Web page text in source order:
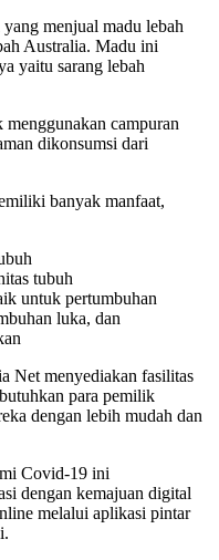
menjual madu lebah
Australia. Madu ini
yaitu sarang lebah
menggunakan campuran
dikonsumsi dari
banyak manfaat,
tubuh
untuk pertumbuhan
luka, dan
Net menyediakan fasilitas
para pemilik
dengan lebih mudah dan
Covid-19 ini
dengan kemajuan digital
melalui aplikasi pintar